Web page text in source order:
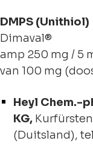
DMPS (Unithiol)
Dimaval®
amp 250 mg / 5
van 100 mg
Heyl Chem.-
KG,
(Duitsland),